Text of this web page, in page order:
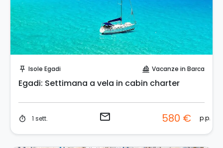
push_pin Isole Egadi sailing Vacanze in Barca
Egadi: Settimana a vela in cabin charter
timer 1 sett. email 580 € p.p.